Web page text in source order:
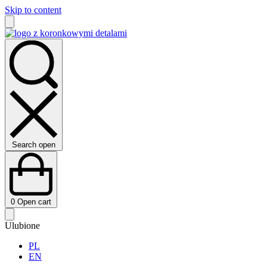
Skip to content
Search open
0 Open cart
Ulubione
PL
EN